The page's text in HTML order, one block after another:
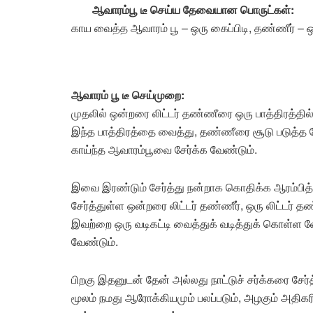
ஆவாரம்பூ டீ செய்ய தேவையான பொருட்கள்:
காய வைத்த ஆவாரம் பூ – ஒரு கைப்பிடி, தண்ணீர் –
ஆவாரம் பூ டீ செய்முறை:
முதலில் ஒன்றரை லிட்டர் தண்ணீரை ஒரு
இந்த பாத்திரத்தை வைத்து, தண்ணீரை சூடு படுத்த
காய்ந்த ஆவாரம்பூவை சேர்க்க வேண்டும்.
இவை இரண்டும் சேர்த்து நன்றாக கொதிக்க
சேர்த்துள்ள ஒன்றரை லிட்டர் தண்ணீர், ஒரு லிட்டர்
இவற்றை ஒரு வடிகட்டி வைத்துக் வடித்துக் கொள்ள
வேண்டும்.
பிறகு இதனுடன் தேன் அல்லது நாட்டுச் சர்க்கரை
மூலம் நமது ஆரோக்கியமும் பலப்படும், அழகும்